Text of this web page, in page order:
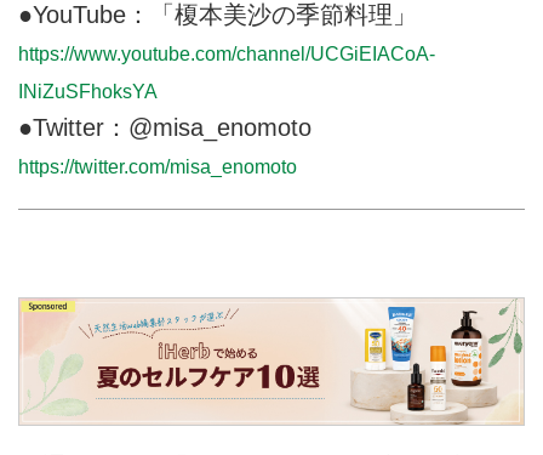
●YouTube：「榎本美沙の季節料理」
https://www.youtube.com/channel/UCGiEIACoA-
INiZuSFhoksYA
●Twitter：@misa_enomoto
https://twitter.com/misa_enomoto